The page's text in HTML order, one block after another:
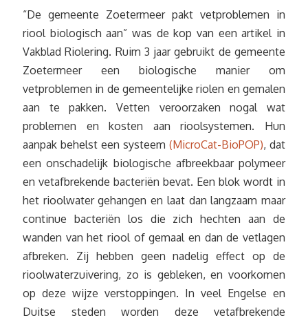
“De gemeente Zoetermeer pakt vetproblemen in
riool biologisch aan” was de kop van een artikel in
Vakblad Riolering. Ruim 3 jaar gebruikt de gemeente
Zoetermeer een biologische manier om
vetproblemen in de gemeentelijke riolen en gemalen
aan te pakken. Vetten veroorzaken nogal wat
problemen en kosten aan rioolsystemen. Hun
aanpak behelst een systeem (MicroCat-BioPOP), dat
een onschadelijk biologische afbreekbaar polymeer
en vetafbrekende bacteriën bevat. Een blok wordt in
het rioolwater gehangen en laat dan langzaam maar
continue bacteriën los die zich hechten aan de
wanden van het riool of gemaal en dan de vetlagen
afbreken. Zij hebben geen nadelig effect op de
rioolwaterzuivering, zo is gebleken, en voorkomen
op deze wijze verstoppingen. In veel Engelse en
Duitse steden worden deze vetafbrekende